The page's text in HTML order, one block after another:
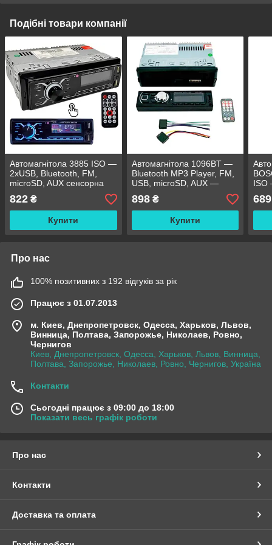
Подібні товари компанії
Автомагнітола 3885 ISO —
2xUSB, Bluetooth, FM,
microSD, AUX сенсорна
магнітола
822 ₴
Купити
Автомагнітола 1096BT —
Bluetooth MP3 Player, FM,
USB, microSD, AUX —
З'ЄМНА панель
898₴
Купити
ISO
689
Про нас
100% позитивних з 192 відгуків за рік
Працює з 01.07.2013
м. Киев, Днепропетровск, Одесса, Харьков, Львов,
Винница, Полтава, Запорожье, Николаев, Ровно,
Чернигов
Киев, Днепропетровск, Одесса, Харьков, Львов, Винница,
Полтава, Запорожье, Николаев, Ровно, Чернигов, Україна
Контакти
Сьогодні працює з 09:00 до 18:00
Показати весь графік роботи
Про нас
Контакти
Доставка та оплата